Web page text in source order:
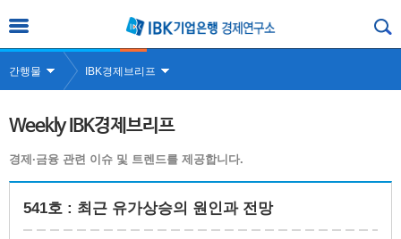
간행물 IBK경제브리프
Weekly IBK경제브리프
경제·금융 관련 이슈 및 트렌드를 제공합니다.
541호 : 최근 유가상승의 원인과 전망